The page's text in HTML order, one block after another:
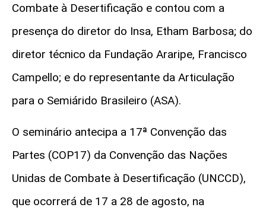
Combate à Desertificação e contou com a
presença do diretor do Insa, Etham Barbosa; do
diretor técnico da Fundação Araripe, Francisco
Campello; e do representante da Articulação
para o Semiárido Brasileiro (ASA).
O seminário antecipa a 17ª Convenção das
Partes (COP17) da Convenção das Nações
Unidas de Combate à Desertificação (UNCCD),
que ocorrerá de 17 a 28 de agosto, na